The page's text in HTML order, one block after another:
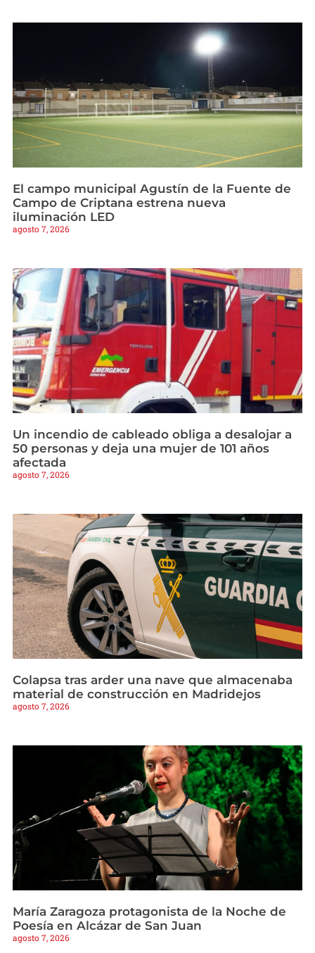
El campo municipal Agustín de la Fuente de
Campo de Criptana estrena nueva
iluminación LED
agosto 7, 2026
Un incendio de cableado obliga a desalojar a
50 personas y deja una mujer de 101 años
afectada
agosto 7, 2026
Colapsa tras arder una nave que almacenaba
material de construcción en Madridejos
agosto 7, 2026
María Zaragoza protagonista de la Noche de
Poesía en Alcázar de San Juan
agosto 7, 2026